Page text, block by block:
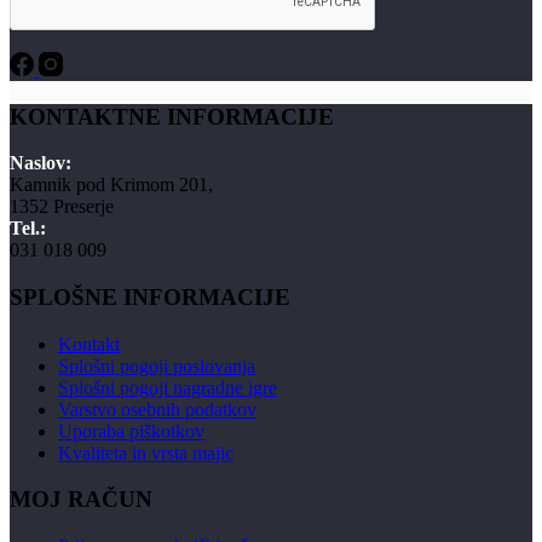
KONTAKTNE INFORMACIJE
Naslov:
Kamnik pod Krimom 201,
1352 Preserje
Tel.:
031 018 009
SPLOŠNE INFORMACIJE
Kontakt
Splošni pogoji poslovanja
Splošni pogoji nagradne igre
Varstvo osebnih podatkov
Uporaba piškotkov
Kvaliteta in vrsta majic
MOJ RAČUN